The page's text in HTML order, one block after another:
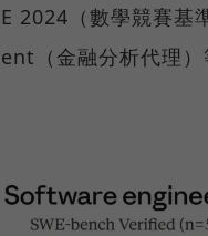
2024（數學競賽基
（金融分析代理）